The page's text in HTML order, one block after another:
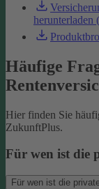
Häufige
Hier finden Sie
ZukunftPlus.
Für wen ist die
Für wen ist die